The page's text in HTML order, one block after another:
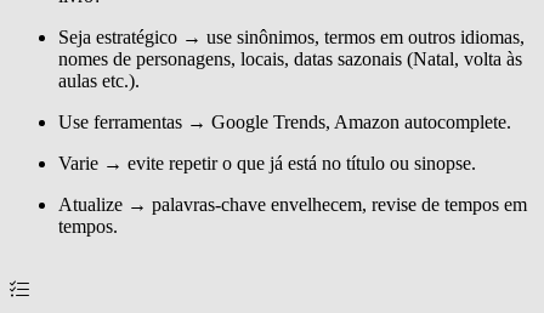
Seja estratégico → use sinônimos, termos em outros idiomas,
nomes de personagens, locais, datas sazonais (Natal, volta às
aulas etc.).
Use ferramentas → Google Trends, Amazon autocomplete.
Varie → evite repetir o que já está no título ou sinopse.
Atualize → palavras-chave envelhecem, revise de tempos em
tempos.